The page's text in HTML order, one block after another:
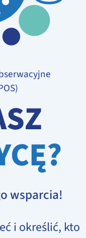
wsparcia!
i określić, kto